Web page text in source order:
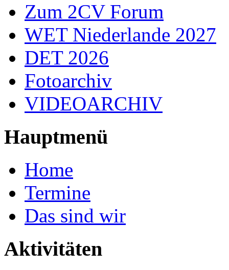
Zum 2CV Forum
WET Niederlande 2027
DET 2026
Fotoarchiv
VIDEOARCHIV
Hauptmenü
Home
Termine
Das sind wir
Aktivitäten